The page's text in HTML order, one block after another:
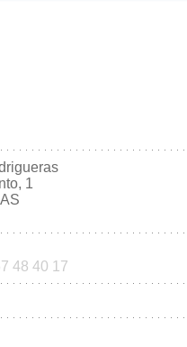
1
48 40 17